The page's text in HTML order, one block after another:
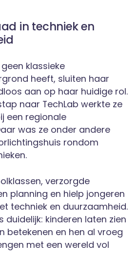
in techniek en
klassieke
heeft, sluiten haar
aan op haar huidige rol.
naar TechLab werkte ze
een regionale
was ze onder andere
rondom
verzorgde
planning en hielp jongeren
techniek en duurzaamheid.
duidelijk: kinderen laten zien
betekenen en hen al vroeg
met een wereld vol